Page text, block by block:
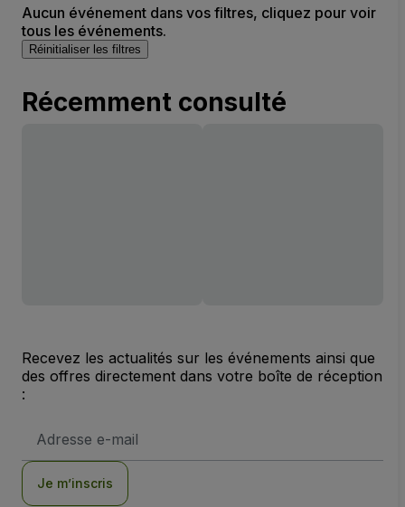
Aucun événement dans vos filtres, cliquez pour voir
tous les événements.
Réinitialiser les filtres
Récemment consulté
Recevez les actualités sur les événements ainsi que
des offres directement dans votre boîte de réception
:
e-
Je m’inscris